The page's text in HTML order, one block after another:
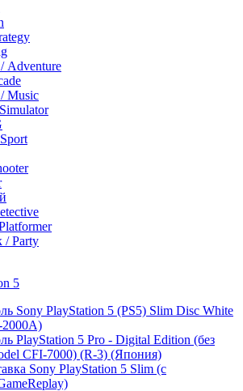
Adventure
Music
/ Party
5
Sony PlayStation 5 (PS5) Slim Disc White
PlayStation 5 Pro - Digital Edition (без
CFI-7000) (R-3) (Япония)
Sony PlayStation 5 Slim (с